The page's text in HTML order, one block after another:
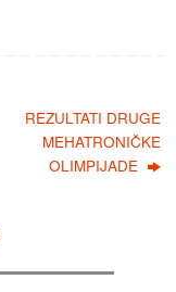
REZULTATI DRUGE
MEHATRONIČKE
OLIMPIJADE